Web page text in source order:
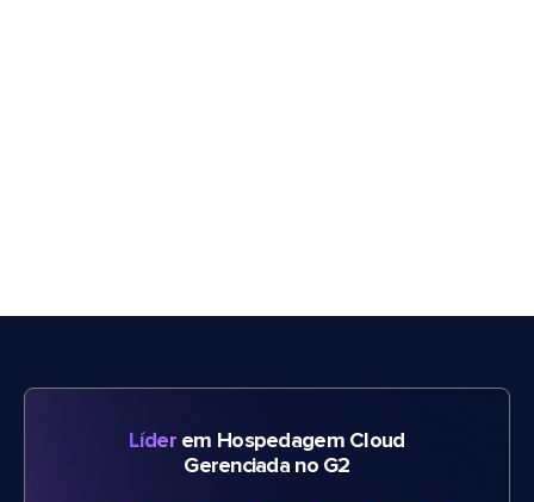
Líderem Hospedagem Cloud
Gerenciada no G2